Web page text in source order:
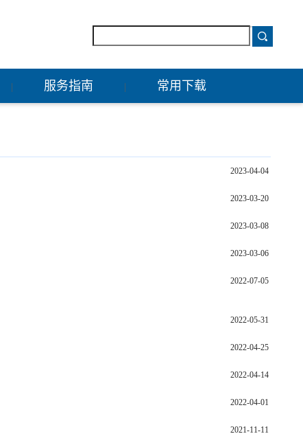
服务指南 常用下载
2023-04-04
2023-03-20
2023-03-08
2023-03-06
2022-07-05
2022-05-31
2022-04-25
2022-04-14
2022-04-01
2021-11-11